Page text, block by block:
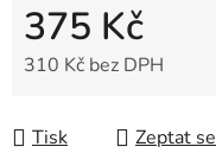
375 Kč
310 Kč bez DPH
Tisk
Zeptat se